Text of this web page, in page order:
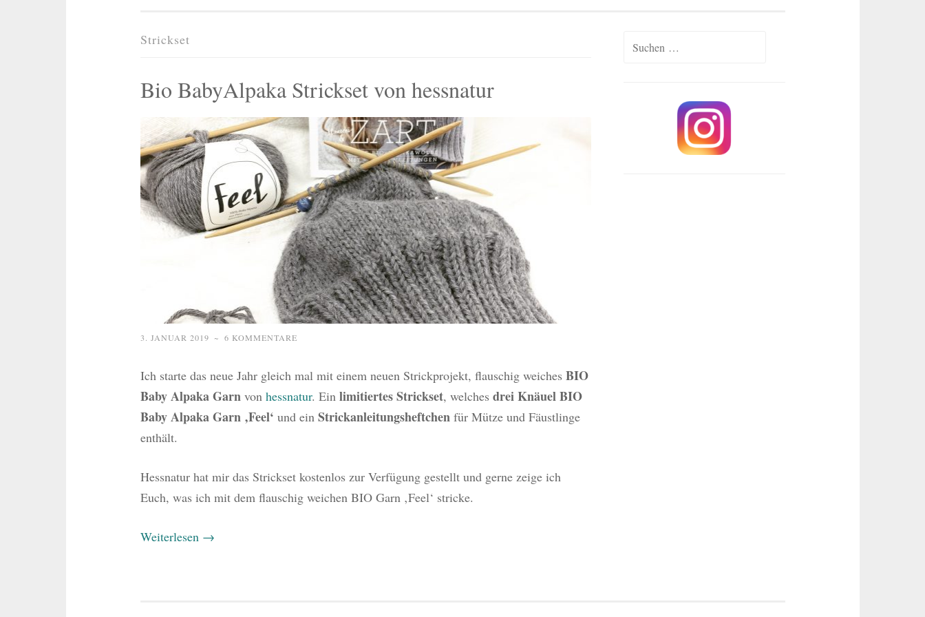
Strickset
Bio BabyAlpaka Strickset von hessnatur
3. JANUAR 2019 ~ 6 KOMMENTARE
Ich starte das neue Jahr gleich mal mit einem neuen Strickprojekt, flauschig weiches BIO
Baby Alpaka Garnvon hessnatur. Ein limitiertes Strickset, welches drei Knäuel BIO
Baby Alpaka Garn ‚Feel‘ und ein Strickanleitungsheftchenfür Mütze und Fäustlinge
enthält.
Hessnatur hat mir das Strickset kostenlos zur Verfügung gestellt und gerne zeige ich
Euch, was ich mit dem flauschig weichen BIO Garn ‚Feel‘ stricke.
Weiterlesen →
Suchen